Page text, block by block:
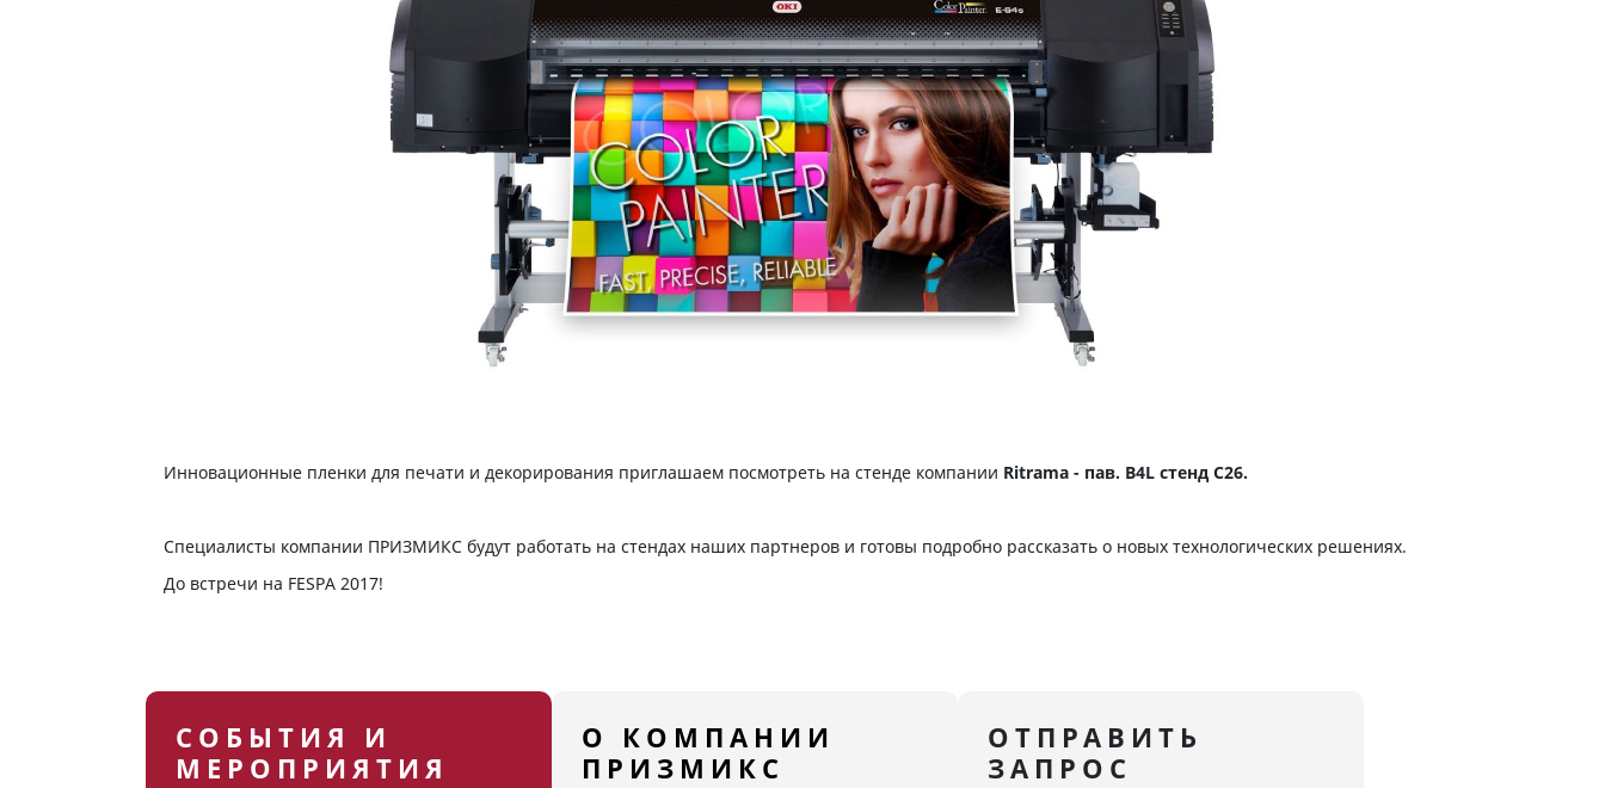
Инновационные пленки для печати и декорирования приглашаем посмотреть на стенде компании Ritrama - пав. В4L стенд C26.
Специалисты компании ПРИЗМИКС будут работать на стендах наших партнеров и готовы подробно рассказать о новых технологических решениях.
До встречи на FESPA 2017!
СОБЫТИЯ И
МЕРОПРИЯТИЯ
О КОМПАНИИ
ПРИЗМИКС
ОТПРАВИТЬ
ЗАПРОС